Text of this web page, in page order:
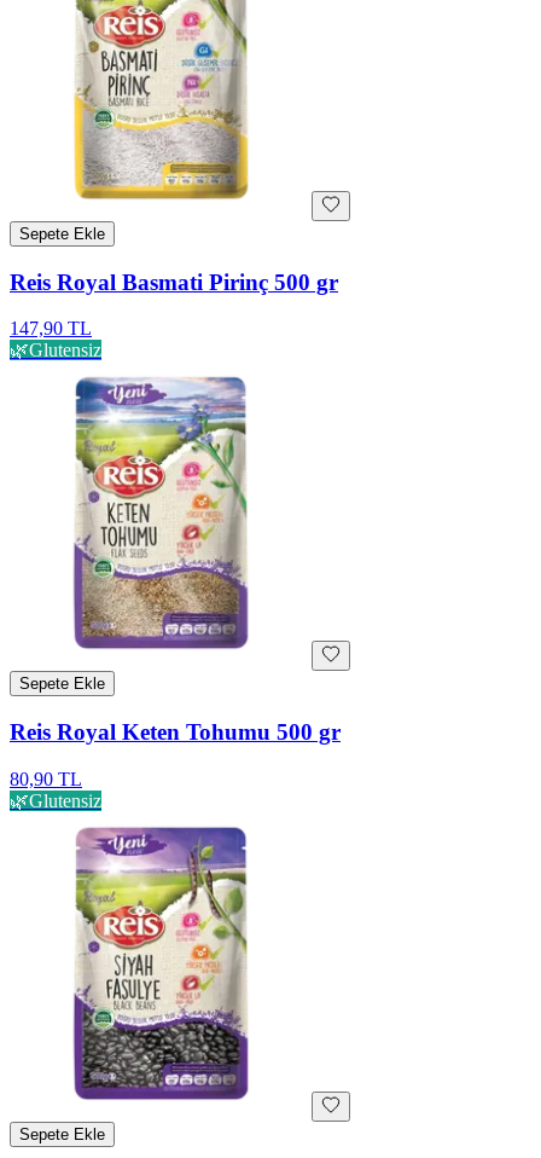
Sepete Ekle
Reis Royal Basmati Pirinç 500 gr
147,90 TL
🌿Glutensiz
Sepete Ekle
Reis Royal Keten Tohumu 500 gr
80,90 TL
🌿Glutensiz
Sepete Ekle